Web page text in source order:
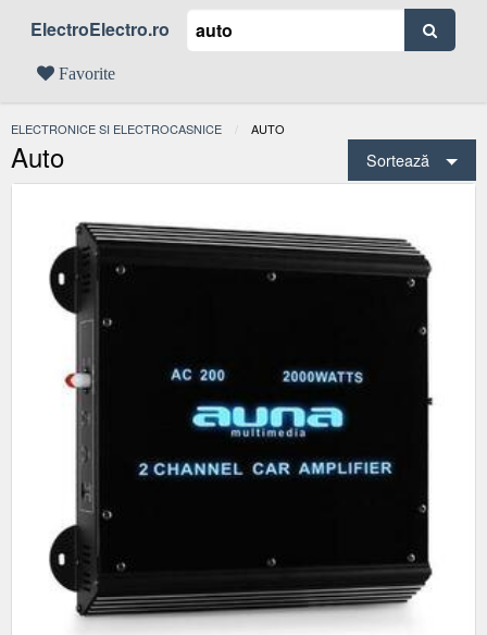
ElectroElectro.ro
Favorite
ELECTRONICE SI ELECTROCASNICE ACTUAL:
AUTO
Auto Sortează